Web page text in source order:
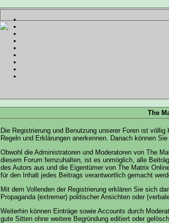
The
Die Registrierung und Benutzung unserer Foren ist
Regeln und Erklärungen anerkennen. Danach können
Obwohl die Administratoren und Moderatoren von The
diesem Forum fernzuhalten, ist es unmöglich, alle
des Autors aus und die Eigentümer von The Matrix
für den Inhalt jedes Beitrags verantwortlich gemacht
Mit dem Vollenden der Registrierung erklären Sie sich
Propaganda (extremer) politischer Ansichten oder
Weiterhin können Einträge sowie Accounts durch
gute Sitten ohne weitere Begründung editiert oder